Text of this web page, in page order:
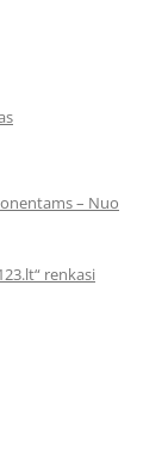
– Nuo
renkasi